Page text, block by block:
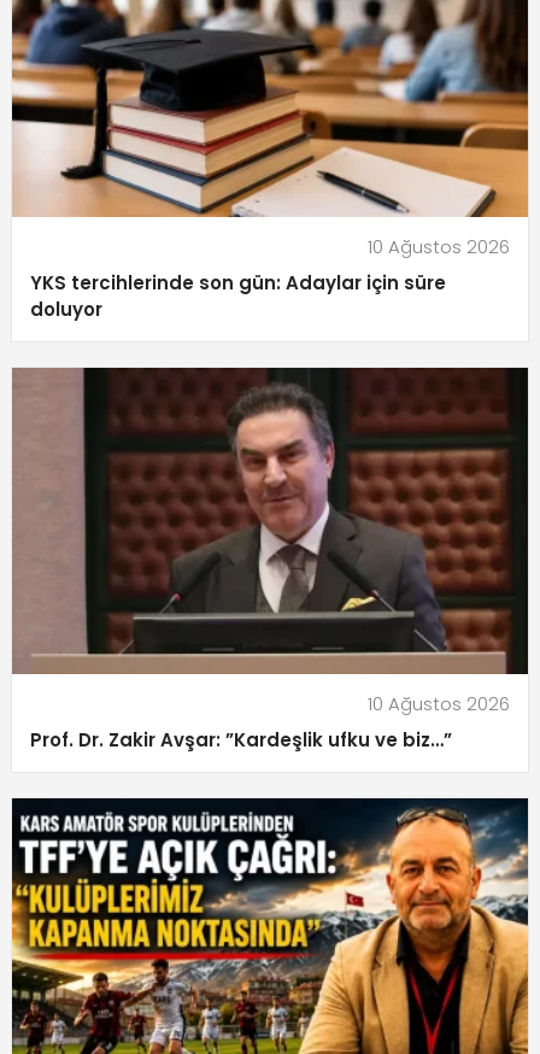
10 Ağustos 2026
YKS tercihlerinde son gün: Adaylar için süre
doluyor
10 Ağustos 2026
Prof. Dr. Zakir Avşar: ”Kardeşlik ufku ve biz…”